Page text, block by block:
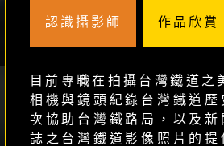
認識攝影師 作品欣賞
目前專職在拍攝台灣鐵道
相機與鏡頭紀錄台灣鐵道歷
次協助台灣鐵路局，以及新
誌之台灣鐵道影像照片的提
旅行紀實
馬賽 Kyo